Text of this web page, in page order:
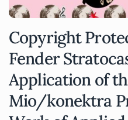
Copyright
Fender
Application of
Mio/konektra